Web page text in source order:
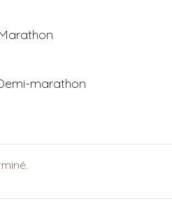
marathon